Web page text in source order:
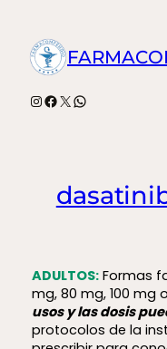
contenido
Instagram
Facebook
X WhatsApp
ADULTOS:Formas
mg, 80 mg, 100 mg
usos y las dosis
protocolos de la